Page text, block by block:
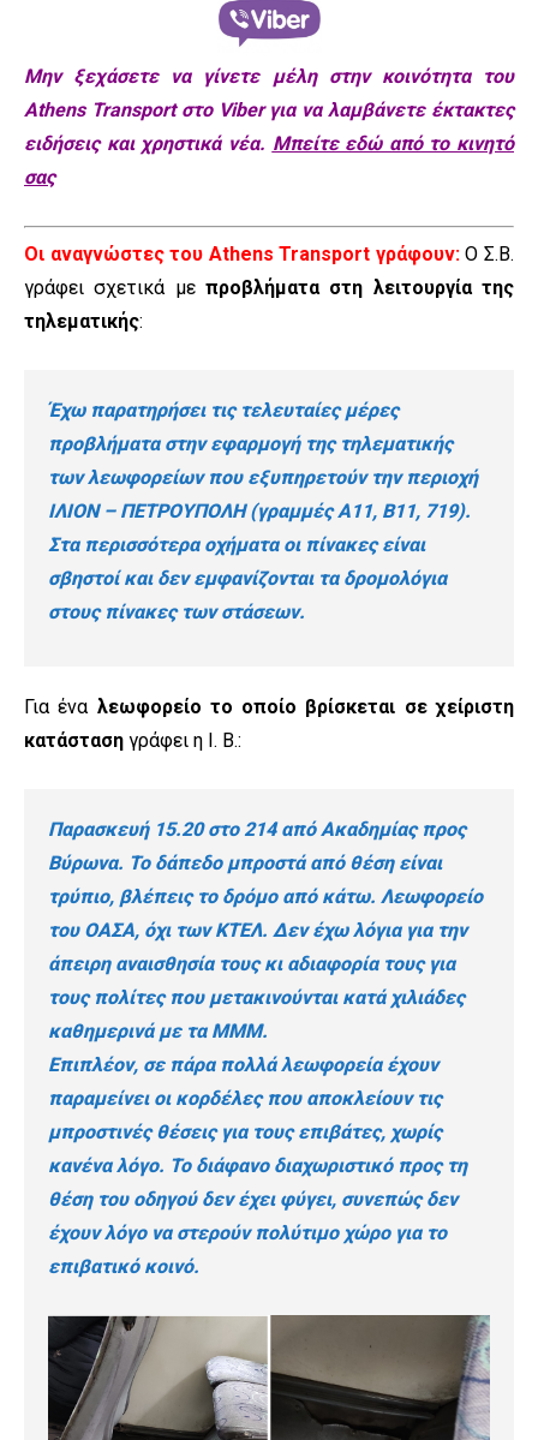
Μην ξεχάσετε να γίνετε μέλη στην κοινότητα του
Athens Transport στο Viber για να λαμβάνετε έκτακτες
ειδήσεις και χρηστικά νέα. Μπείτε εδώ από το κινητό
σας
Οι αναγνώστες του Athens Transport γράφουν:Ο Σ.Β.
γράφει σχετικά με προβλήματα στη λειτουργία της
τηλεματικής:
Έχω παρατηρήσει τις τελευταίες μέρες
προβλήματα στην εφαρμογή της τηλεματικής
των λεωφορείων που εξυπηρετούν την περιοχή
ΙΛΙΟΝ – ΠΕΤΡΟΥΠΟΛΗ (γραμμές A11, B11, 719).
Στα περισσότερα οχήματα οι πίνακες είναι
σβηστοί και δεν εμφανίζονται τα δρομολόγια
στους πίνακες των στάσεων.
Για ένα λεωφορείο το οποίο βρίσκεται σε χείριστη
κατάσταση γράφει η Ι. Β.:
Παρασκευή 15.20 στο 214 από Ακαδημίας προς
Βύρωνα. Το δάπεδο μπροστά από θέση είναι
τρύπιο, βλέπεις το δρόμο από κάτω. Λεωφορείο
του ΟΑΣΑ, όχι των ΚΤΕΛ. Δεν έχω λόγια για την
άπειρη αναισθησία τους κι αδιαφορία τους για
τους πολίτες που μετακινούνται κατά χιλιάδες
καθημερινά με τα ΜΜΜ.
Επιπλέον, σε πάρα πολλά λεωφορεία έχουν
παραμείνει οι κορδέλες που αποκλείουν τις
μπροστινές θέσεις για τους επιβάτες, χωρίς
κανένα λόγο. Το διάφανο διαχωριστικό προς τη
θέση του οδηγού δεν έχει φύγει, συνεπώς δεν
έχουν λόγο να στερούν πολύτιμο χώρο για το
επιβατικό κοινό.